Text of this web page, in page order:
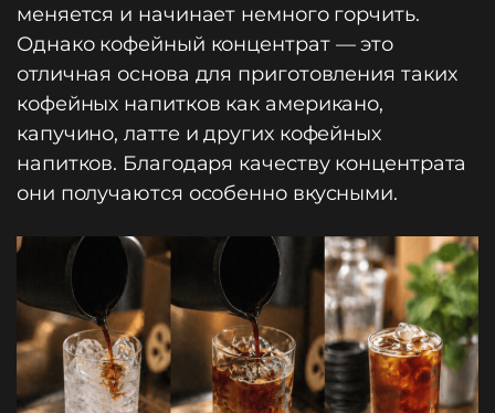
меняется и начинает немного горчить.
Однако кофейный концентрат — это
отличная основа для приготовления таких
кофейных напитков как американо,
капучино, латте и других кофейных
напитков. Благодаря качеству концентрата
они получаются особенно вкусными.